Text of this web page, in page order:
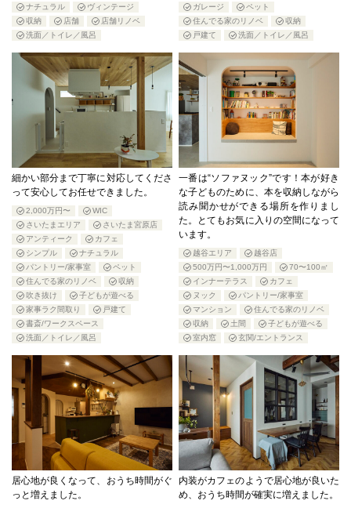
ナチュラル
ヴィンテージ
収納
店舗
店舗リノベ
洗面／トイレ／風呂
ガレージ
ペット
住んでる家のリノベ
収納
戸建て
洗面／トイレ／風呂
細かい部分まで丁寧に対応してくださ
って安心してお任せできました。
2,000万円〜
WIC
さいたまエリア
さいたま宮原店
アンティーク
カフェ
シンプル
ナチュラル
パントリー/家事室
ペット
住んでる家のリノベ
収納
吹き抜け
子どもが遊べる
家事ラク間取り
戸建て
書斎/ワークスペース
洗面／トイレ／風呂
一番は“ソファヌック”です！本が好き
な子どものために、本を収納しながら
読み聞かせができる場所を作りまし
た。とてもお気に入りの空間になって
います。
越谷エリア
越谷店
500万円〜1,000万円
70〜100㎡
インナーテラス
カフェ
ヌック
パントリー/家事室
マンション
住んでる家のリノベ
収納
土間
子どもが遊べる
室内窓
玄関/エントランス
居心地が良くなって、おうち時間がぐ
っと増えました。
内装がカフェのようで居心地が良いた
め、おうち時間が確実に増えました。